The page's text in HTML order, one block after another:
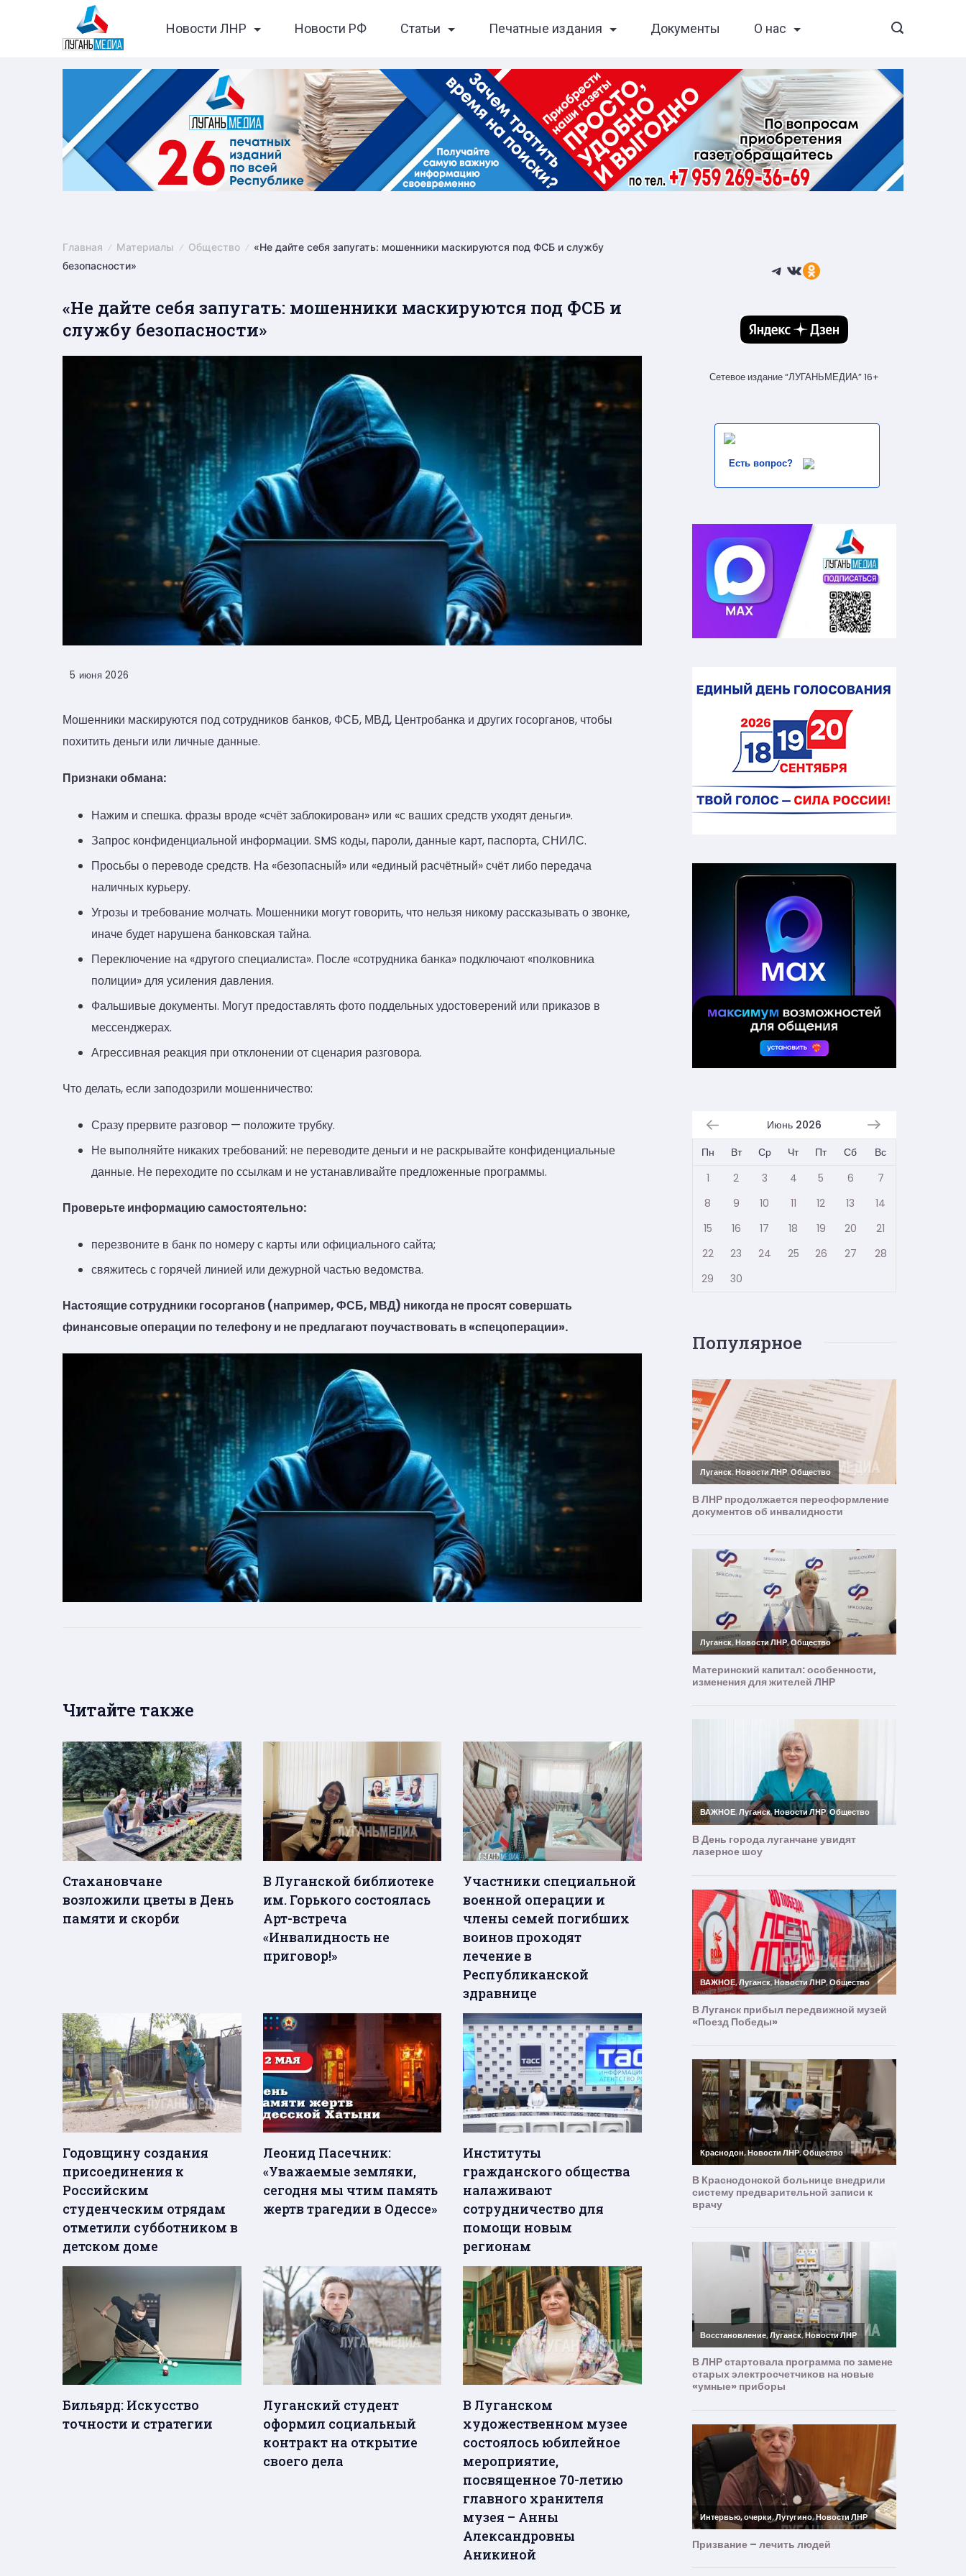
Новости ЛНР Новости РФ Статьи Печатные издания Документы О нас
Главная Материалы Общество
«Не дайте себя запугать: мошенники маскируются под ФСБ и службу
безопасности»
«Не дайте себя запугать: мошенники маскируются под ФСБ и
службу безопасности»
5 июня 2026
Мошенники маскируются под сотрудников банков, ФСБ, МВД, Центробанка и других госорганов, чтобы
похитить деньги или личные данные.
Признаки обмана:
Нажим и спешка. фразы вроде «счёт заблокирован» или «с ваших средств уходят деньги».
Запрос конфиденциальной информации. SMS коды, пароли, данные карт, паспорта, СНИЛС.
Просьбы о переводе средств. На «безопасный» или «единый расчётный» счёт либо передача
наличных курьеру.
Угрозы и требование молчать. Мошенники могут говорить, что нельзя никому рассказывать о звонке,
иначе будет нарушена банковская тайна.
Переключение на «другого специалиста». После «сотрудника банка» подключают «полковника
полиции» для усиления давления.
Фальшивые документы. Могут предоставлять фото поддельных удостоверений или приказов в
мессенджерах.
Агрессивная реакция при отклонении от сценария разговора.
Что делать, если заподозрили мошенничество:
Сразу прервите разговор — положите трубку.
Не выполняйте никаких требований: не переводите деньги и не раскрывайте конфиденциальные
данные. Не переходите по ссылкам и не устанавливайте предложенные программы.
Проверьте информацию самостоятельно:
перезвоните в банк по номеру с карты или официального сайта;
свяжитесь с горячей линией или дежурной частью ведомства.
Настоящие сотрудники госорганов (например, ФСБ, МВД) никогда не просят совершать
финансовые операции по телефону и не предлагают поучаствовать в «спецоперации».
Читайте также
Стахановчане
возложили цветы в День
памяти и скорби
В Луганской библиотеке
им. Горького состоялась
Арт-встреча
«Инвалидность не
приговор!»
Участники специальной
военной операции и
члены семей погибших
воинов проходят
лечение в
Республиканской
здравнице
Годовщину создания
присоединения к
Российским
студенческим отрядам
отметили субботником в
детском доме
Леонид Пасечник:
«Уважаемые земляки,
сегодня мы чтим память
жертв трагедии в Одессе»
Институты
гражданского общества
налаживают
сотрудничество для
помощи новым
регионам
Бильярд: Искусство
точности и стратегии
Луганский студент
оформил социальный
контракт на открытие
своего дела
В Луганском
художественном музее
состоялось юбилейное
мероприятие,
посвященное 70-летию
главного хранителя
музея – Анны
Александровны
Аникиной
Telegram
ВКонтакте
Ссылка
Сетевое издание “ЛУГАНЬМЕДИА” 16+
Есть вопрос?
Июнь 2026
Пн
Вт Ср Чт Пт Сб
Вс
1
2 3 4 5 6
7
8
9 10 11 12 13
14
15
16 17 18 19 20
21
22
23 24 25 26 27
28
29
30
Популярное